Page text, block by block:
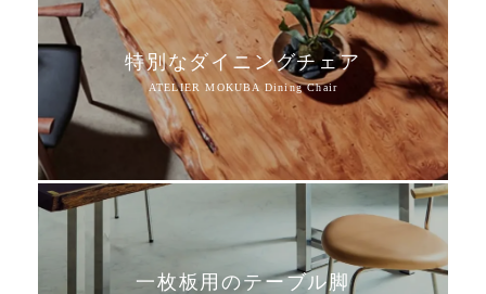
特別なダイニングチェア
一枚板用のテーブル脚